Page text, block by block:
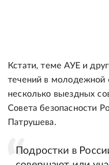
Кстати, теме АУЕ и
течений в
несколько выездных
Совета безопасности
Патрушева.
Подростки в